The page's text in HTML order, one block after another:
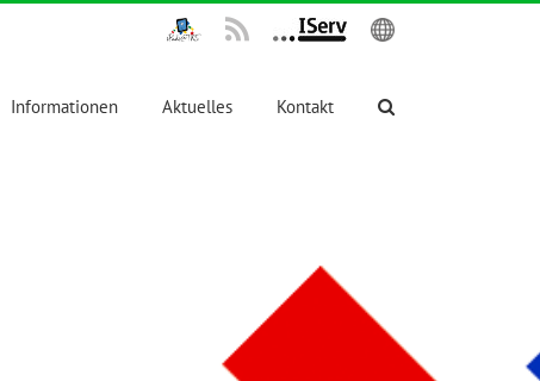
IPadsTKS IServ English
Informationen Aktuelles Kontakt